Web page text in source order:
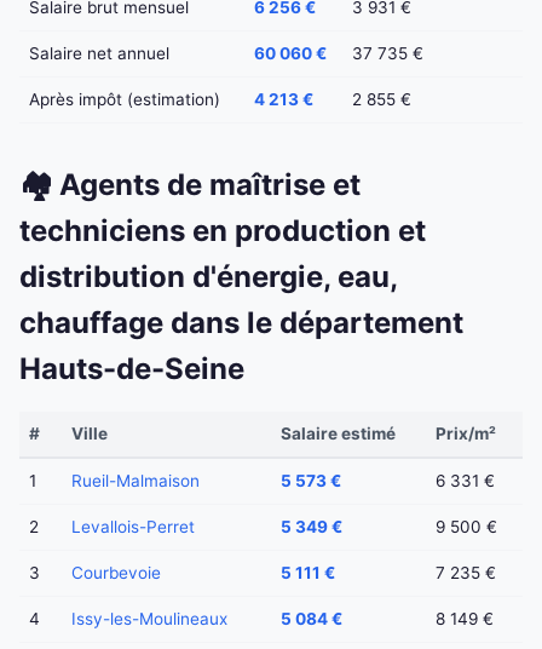
Salaire brut mensuel 6 256 € 3 931 €
Salaire net annuel 60 060 € 37 735 €
Après impôt (estimation) 4 213 € 2 855 €
🏘️ Agents de maîtrise et
techniciens en production et
distribution d'énergie, eau,
chauffage dans le département
Hauts-de-Seine
# Ville Salaire estimé Prix/m²
1 Rueil-Malmaison 5 573 € 6 331 €
2 Levallois-Perret 5 349 € 9 500 €
3 Courbevoie 5 111 € 7 235 €
4 Issy-les-Moulineaux 5 084 € 8 149 €